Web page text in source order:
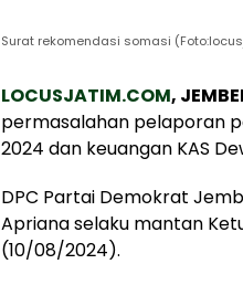
Surat rekomendasi somasi
LOCUSJATIM.COM,
permasalahan pelaporan
2024 dan keuangan KAS
DPC Partai Demokrat
Apriana selaku mantan
(10/08/2024).